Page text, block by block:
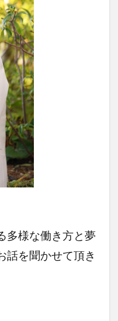
多様な働き方と夢
話を聞かせて頂き